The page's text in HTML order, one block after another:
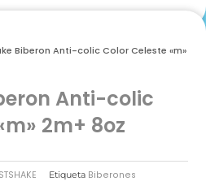
Biberon Anti-colic Color Celeste «m»
Anti-colic
2m+ 8oz
Etiqueta Biberones